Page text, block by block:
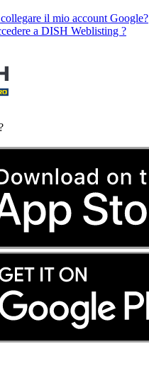
il mio account Google?
a DISH Weblisting ?